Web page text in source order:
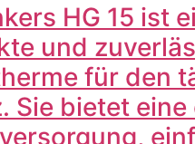
HG 15 ist
und
für den
Sie bietet